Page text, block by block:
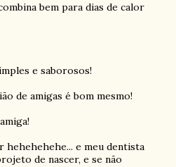
bem para dias de calor
e saborosos!
de amigas é bom mesmo!
hehehehehe... e meu dentista
de nascer, e se não